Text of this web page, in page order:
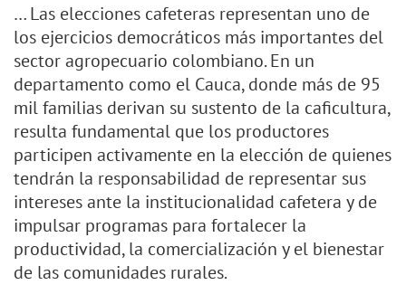
… Las elecciones cafeteras representan uno de
los ejercicios democráticos más importantes del
sector agropecuario colombiano. En un
departamento como el Cauca, donde más de 95
mil familias derivan su sustento de la caficultura,
resulta fundamental que los productores
participen activamente en la elección de quienes
tendrán la responsabilidad de representar sus
intereses ante la institucionalidad cafetera y de
impulsar programas para fortalecer la
productividad, la comercialización y el bienestar
de las comunidades rurales.